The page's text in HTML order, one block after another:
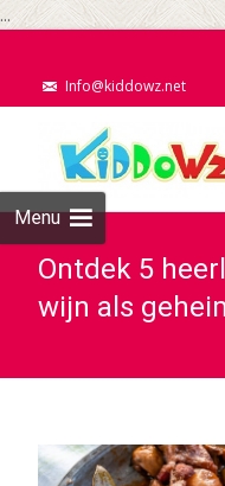
...
Info@kiddowz.net
Menu
Ontdek 5
wijn als